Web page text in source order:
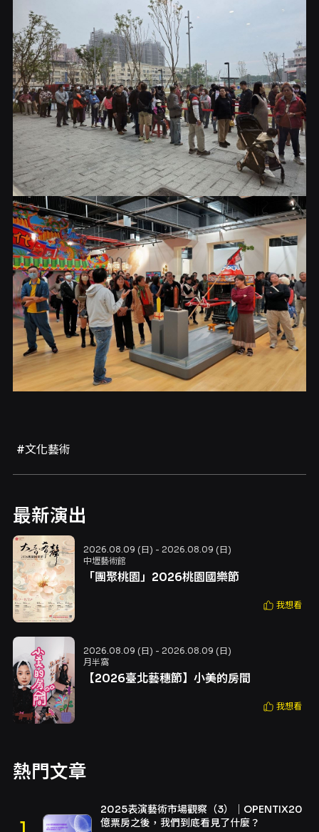
#文化藝術
最新演出
2026.08.09 (日) - 2026.08.09 (日)
中壢藝術館
「團聚桃園」2026桃園國樂節
我想看
2026.08.09 (日) - 2026.08.09 (日)
月半窩
【2026臺北藝穗節】小美的房間
我想看
熱門文章
2025表演藝術市場觀察（3）｜OPENTIX20
億票房之後，我們到底看見了什麼？